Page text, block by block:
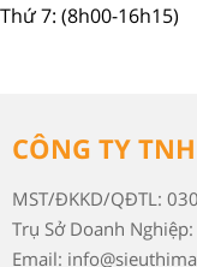
Thứ 7: (8h00-16h15)
CÔNG TY
MST/ĐKKD/QĐTL:
Trụ Sở Doanh
Email: